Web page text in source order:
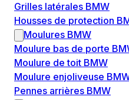
Grilles latérales BMW
Housses de protection
Moulures BMW
Moulure bas de porte
Moulure de toit BMW
Moulure enjoliveuse
Pennes arrières BMW